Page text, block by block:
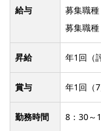
給与
募集職
募集職
昇給 年1回（
賞与 年1回（7
勤務時間
8：30～